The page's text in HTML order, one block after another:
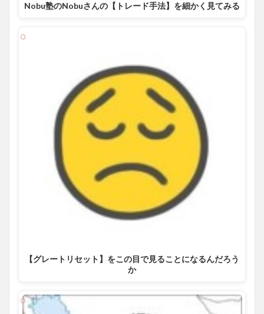
Nobu塾のNobuさんの【トレード手法】を細かく見てみる
【グレートリセット】をこの目で見ることになるんだろう
か